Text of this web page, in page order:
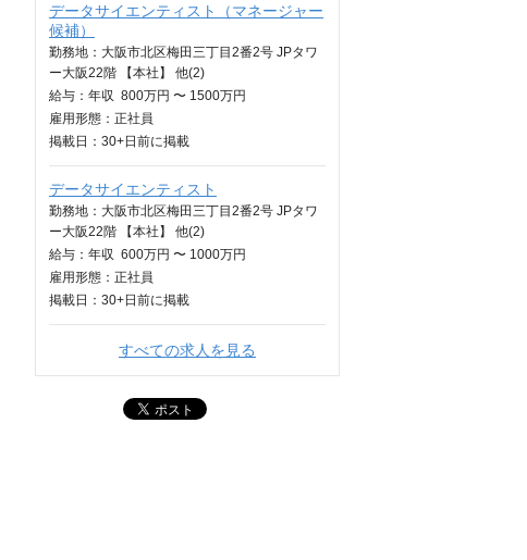
データサイエンティスト（マネージャー
候補）
勤務地：大阪市北区梅田三丁目2番2号 JPタワ
ー大阪22階 【本社】 他(2)
給与： 年収 800万円 〜 1500万円
雇用形態：正社員
掲載日： 30+日 前に掲載
データサイエンティスト
勤務地：大阪市北区梅田三丁目2番2号 JPタワ
ー大阪22階 【本社】 他(2)
給与： 年収 600万円 〜 1000万円
雇用形態：正社員
掲載日： 30+日 前に掲載
すべての求人を見る